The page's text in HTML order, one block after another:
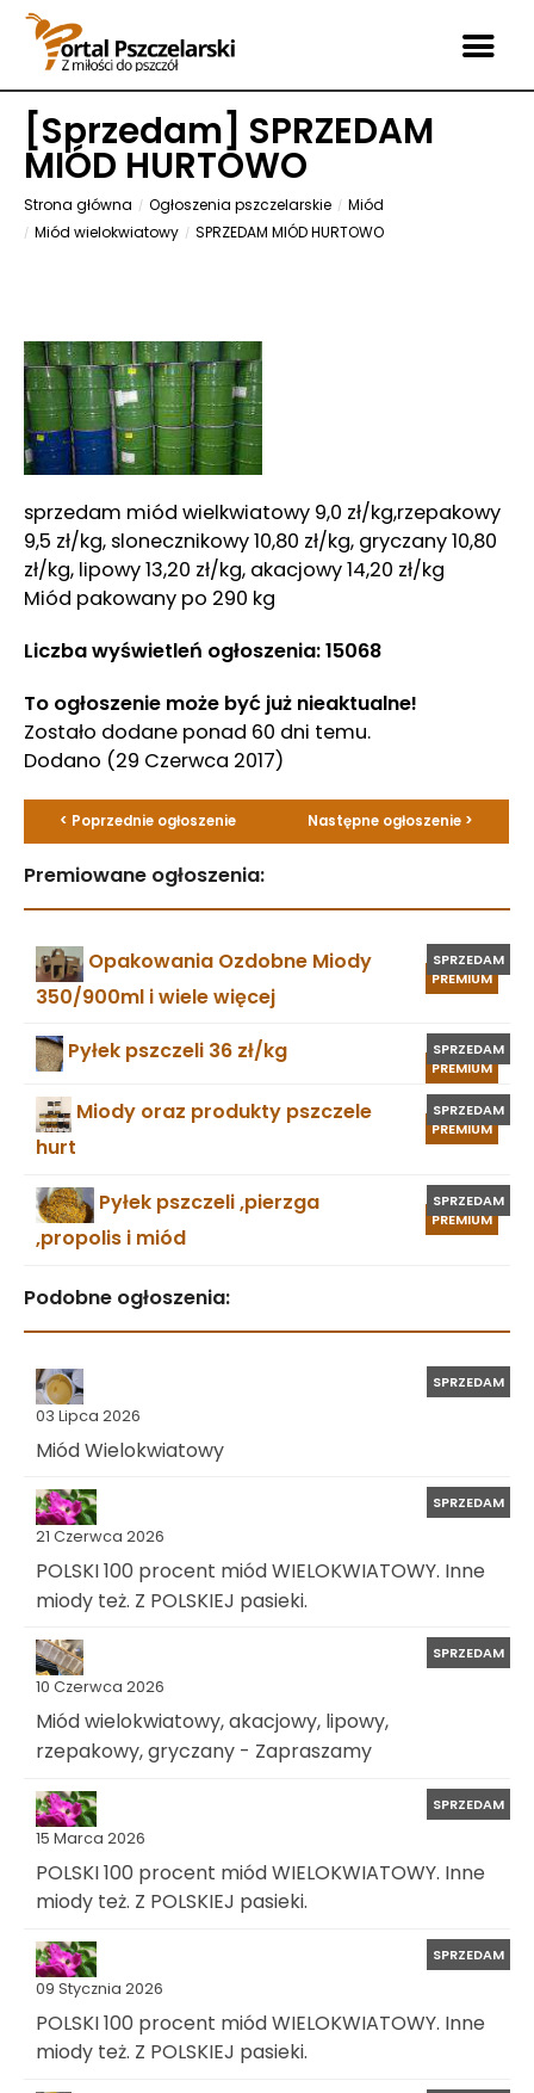
[Sprzedam] SPRZEDAM
MIÓD HURTOWO
Strona główna Ogłoszenia pszczelarskie
Miód
Miód wielokwiatowy
SPRZEDAM MIÓD HURTOWO
sprzedam miód wielkwiatowy 9,0 zł/kg,rzepakowy
9,5 zł/kg, slonecznikowy 10,80 zł/kg, gryczany 10,80
zł/kg, lipowy 13,20 zł/kg, akacjowy 14,20 zł/kg
Miód pakowany po 290 kg
Liczba wyświetleń ogłoszenia: 15068
To ogłoszenie może być już nieaktualne!
Zostało dodane ponad 60 dni temu.
Dodano (29 Czerwca 2017)
< Poprzednie ogłoszenie Następne ogłoszenie >
Premiowane ogłoszenia:
PREMIUM
SPRZEDAM
Opakowania Ozdobne Miody
350/900ml i wiele więcej
PREMIUM
SPRZEDAM
Pyłek pszczeli 36 zł/kg
PREMIUM
SPRZEDAM
Miody oraz produkty pszczele
hurt
PREMIUM
SPRZEDAM
Pyłek pszczeli ,pierzga
,propolis i miód
Podobne ogłoszenia:
03 Lipca 2026
SPRZEDAM
Miód Wielokwiatowy
21 Czerwca 2026
SPRZEDAM
POLSKI 100 procent miód WIELOKWIATOWY. Inne
miody też. Z POLSKIEJ pasieki.
10 Czerwca 2026
SPRZEDAM
Miód wielokwiatowy, akacjowy, lipowy,
rzepakowy, gryczany - Zapraszamy
15 Marca 2026
SPRZEDAM
POLSKI 100 procent miód WIELOKWIATOWY. Inne
miody też. Z POLSKIEJ pasieki.
09 Stycznia 2026
SPRZEDAM
POLSKI 100 procent miód WIELOKWIATOWY. Inne
miody też. Z POLSKIEJ pasieki.